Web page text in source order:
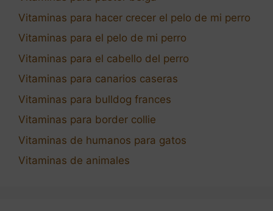
Vitaminas para hacer crecer el pelo de mi perro
Vitaminas para el pelo de mi perro
Vitaminas para el cabello del perro
Vitaminas para canarios caseras
Vitaminas para bulldog frances
Vitaminas para border collie
Vitaminas de humanos para gatos
Vitaminas de animales